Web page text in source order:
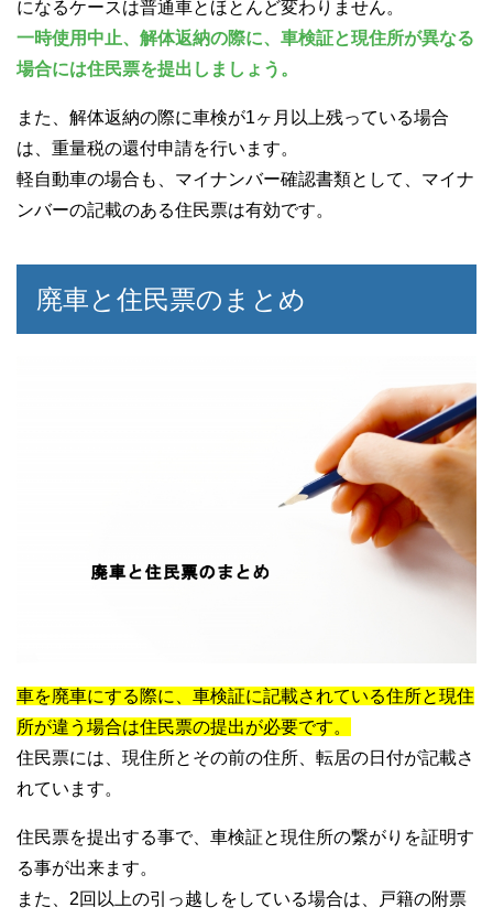
になるケースは普通車とほとんど変わりません。
一時使用中止、解体返納の際に、車検証と現住所が異なる
場合には住民票を提出しましょう。
また、解体返納の際に車検が1ヶ月以上残っている場合
は、重量税の還付申請を行います。
軽自動車の場合も、マイナンバー確認書類として、マイナ
ンバーの記載のある住民票は有効です。
廃車と住民票のまとめ
車を廃車にする際に、車検証に記載されている住所と現住
所が違う場合は住民票の提出が必要です。
住民票には、現住所とその前の住所、転居の日付が記載さ
れています。
住民票を提出する事で、車検証と現住所の繋がりを証明す
る事が出来ます。
また、2回以上の引っ越しをしている場合は、戸籍の附票